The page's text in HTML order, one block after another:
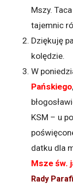
Mszy.
tajemnic
Dziękuję
kolędzie.
W
Pańskiego
KSM – u
datku dla
Msze św.
Rady